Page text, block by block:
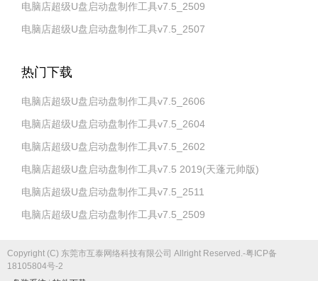
电脑店超级U盘启动盘制作工具v7.5_2509
电脑店超级U盘启动盘制作工具v7.5_2507
热门下载
电脑店超级U盘启动盘制作工具v7.5_2606
电脑店超级U盘启动盘制作工具v7.5_2604
电脑店超级U盘启动盘制作工具v7.5_2602
电脑店超级U盘启动盘制作工具v7.5 2019(天蓬元帅版)
电脑店超级U盘启动盘制作工具v7.5_2511
电脑店超级U盘启动盘制作工具v7.5_2509
Copyright (C) 东莞市互泰网络科技有限公司 Allright Reserved.-粤ICP备
18105804号-2